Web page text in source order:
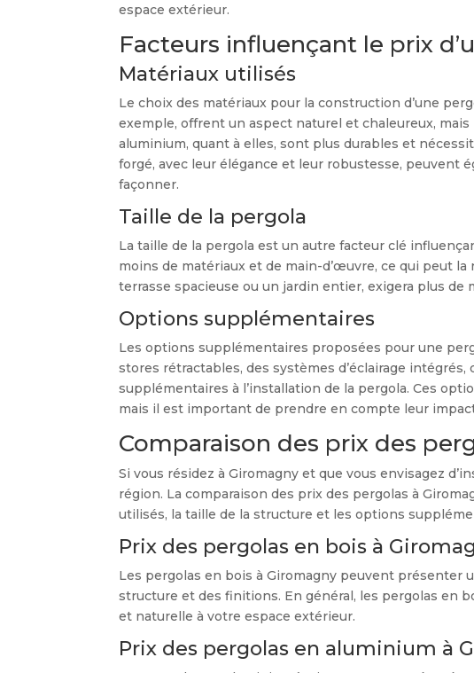
espace extérieur.
Facteurs influençant le prix
Matériaux utilisés
Le choix des matériaux pour la construction d’une
exemple, offrent un aspect naturel et chaleureux,
aluminium, quant à elles, sont plus durables et
forgé, avec leur élégance et leur robustesse, peuvent
façonner.
Taille de la pergola
La taille de la pergola est un autre facteur clé
moins de matériaux et de main-d’œuvre, ce qui peut
terrasse spacieuse ou un jardin entier, exigera plus
Options supplémentaires
Les options supplémentaires proposées pour une
stores rétractables, des systèmes d’éclairage
supplémentaires à l’installation de la pergola. Ces
mais il est important de prendre en compte leur
Comparaison des prix des
Si vous résidez à Giromagny et que vous envisagez
région. La comparaison des prix des pergolas à
utilisés, la taille de la structure et les options
Prix des pergolas en bois à
Les pergolas en bois à Giromagny peuvent présenter
structure et des finitions. En général, les pergolas en
et naturelle à votre espace extérieur.
Prix des pergolas en aluminium à